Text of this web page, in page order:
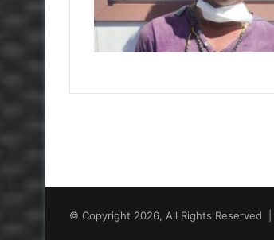
© Copyright 2026, All Rights Reserved